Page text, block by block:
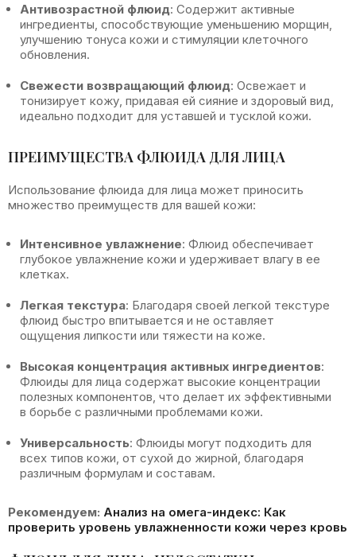
Антивозрастной флюид: Содержит активные
ингредиенты, способствующие уменьшению морщин,
улучшению тонуса кожи и стимуляции клеточного
обновления.
Свежести возвращающий флюид: Освежает и
тонизирует кожу, придавая ей сияние и здоровый вид,
идеально подходит для уставшей и тусклой кожи.
ПРЕИМУЩЕСТВА ФЛЮИДА ДЛЯ ЛИЦА
Использование флюида для лица может приносить
множество преимуществ для вашей кожи:
Интенсивное увлажнение: Флюид обеспечивает
глубокое увлажнение кожи и удерживает влагу в ее
клетках.
Легкая текстура: Благодаря своей легкой текстуре
флюид быстро впитывается и не оставляет
ощущения липкости или тяжести на коже.
Высокая концентрация активных ингредиентов:
Флюиды для лица содержат высокие концентрации
полезных компонентов, что делает их эффективными
в борьбе с различными проблемами кожи.
Универсальность: Флюиды могут подходить для
всех типов кожи, от сухой до жирной, благодаря
различным формулам и составам.
Рекомендуем: Анализ на омега-индекс: Как
проверить уровень увлажненности кожи через кровь